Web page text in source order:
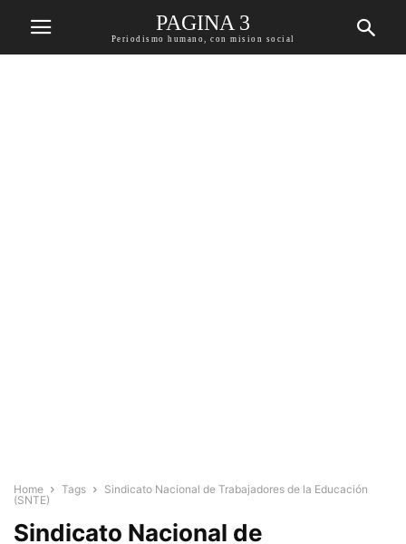
PAGINA 3
Periodismo humano, con mision social
Home Tags
Sindicato Nacional de Trabajadores de la Educación
(SNTE)
Sindicato Nacional de